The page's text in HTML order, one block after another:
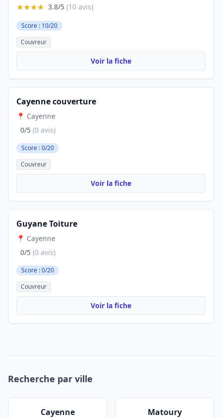
★★★★ 3.8/5 (10 avis)
Score : 10/20
Couvreur
Voir la fiche
Cayenne couverture
📍 Cayenne
0/5 (0 avis)
Score : 0/20
Couvreur
Voir la fiche
Guyane Toiture
📍 Cayenne
0/5 (0 avis)
Score : 0/20
Couvreur
Voir la fiche
Recherche par ville
Cayenne Matoury